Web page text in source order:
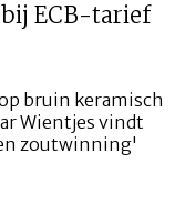
ECB-tarief